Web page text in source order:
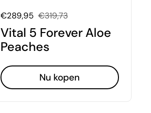
Uitverkoopprijs:
€289,95 Normale prijs:
€319,73
Vital 5 Forever Aloe
Peaches
Nu kopen